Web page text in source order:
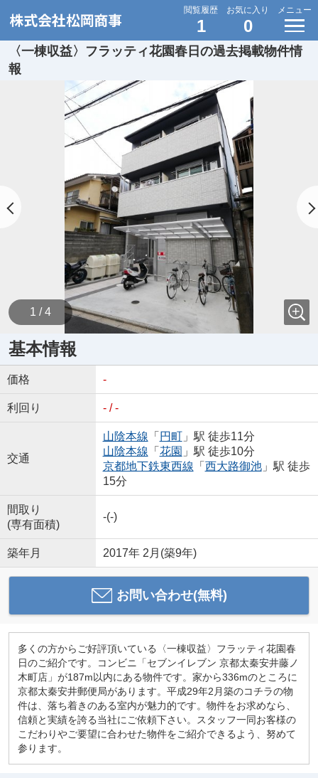
閲覧履歴
1
お気に入り
0
メニュー
〈一棟収益〉フラッティ花園春日の過去掲載物件情
報
1 / 4
基本情報
価格 -
利回り - / -
交通
山陰本線 「 円町」駅 徒歩11分
山陰本線 「 花園 」駅 徒歩10分
京都地下鉄東西線 「 西大路御池」駅 徒歩
15分
間取り
(専有面積)
-(-)
築年月 2017年 2月(築9年)
お問い合わせ(無料)
多くの方からご好評頂いている〈一棟収益〉フラッティ花園春
日のご紹介です。コンビニ「セブンイレブン 京都太秦安井藤ノ
木町店」が187m以内にある物件です。家から336mのところに
京都太秦安井郵便局があります。平成29年2月築のコチラの物
件は、落ち着きのある室内が魅力的です。物件をお求めなら、
信頼と実績を誇る当社にご依頼下さい。スタッフ一同お客様の
こだわりやご要望に合わせた物件をご紹介できるよう、努めて
参ります。